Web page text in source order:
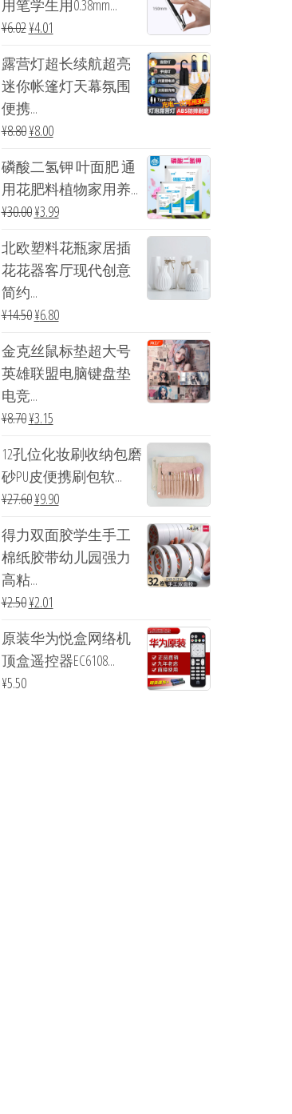
用笔学生用0.38mm...
¥6.02¥4.01
露营灯超长续航超亮
迷你帐篷灯天幕氛围
便携...
¥8.80¥8.00
磷酸二氢钾 叶面肥 通
用花肥料植物家用养...
¥30.00¥3.99
北欧塑料花瓶家居插
花花器客厅现代创意
简约...
¥14.50¥6.80
金克丝鼠标垫超大号
英雄联盟电脑键盘垫
电竞...
¥8.70¥3.15
12孔位化妆刷收纳包磨
砂PU皮便携刷包软...
¥27.60¥9.90
得力双面胶学生手工
棉纸胶带幼儿园强力
高粘...
¥2.50¥2.01
原装华为悦盒网络机
顶盒遥控器EC6108...
¥5.50